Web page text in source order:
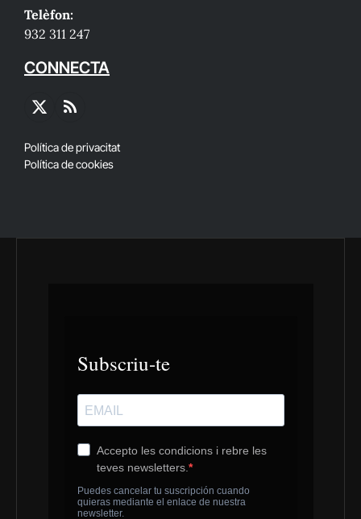
Telèfon:
932 311 247
CONNECTA
X
RSS
Política de privacitat
Política de cookies